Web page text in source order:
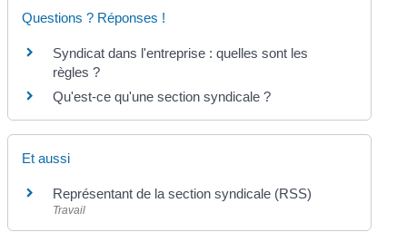
Questions ? Réponses !
Syndicat dans l'entreprise : quelles sont les
règles ?
Qu'est-ce qu'une section syndicale ?
Et aussi
Représentant de la section syndicale (RSS)
Travail